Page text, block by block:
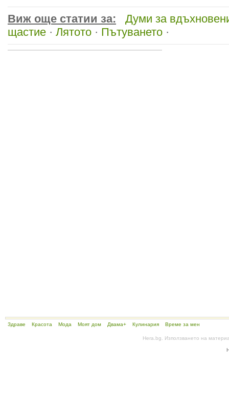
Виж още статии за:
Думи за
щастие · Лятото · Пътуването ·
Здраве Красота Мода Моят дом Двама+ Кулинария Време за мен
Hera.bg. Използването на